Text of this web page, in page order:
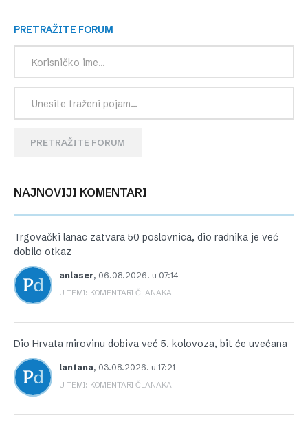
PRETRAŽITE FORUM
PRETRAŽITE FORUM
NAJNOVIJI KOMENTARI
Trgovački lanac zatvara 50 poslovnica, dio radnika je već
dobilo otkaz
anlaser, 06.08.2026. u 07:14
U TEMI: KOMENTARI ČLANAKA
Dio Hrvata mirovinu dobiva već 5. kolovoza, bit će uvećana
lantana, 03.08.2026. u 17:21
U TEMI: KOMENTARI ČLANAKA